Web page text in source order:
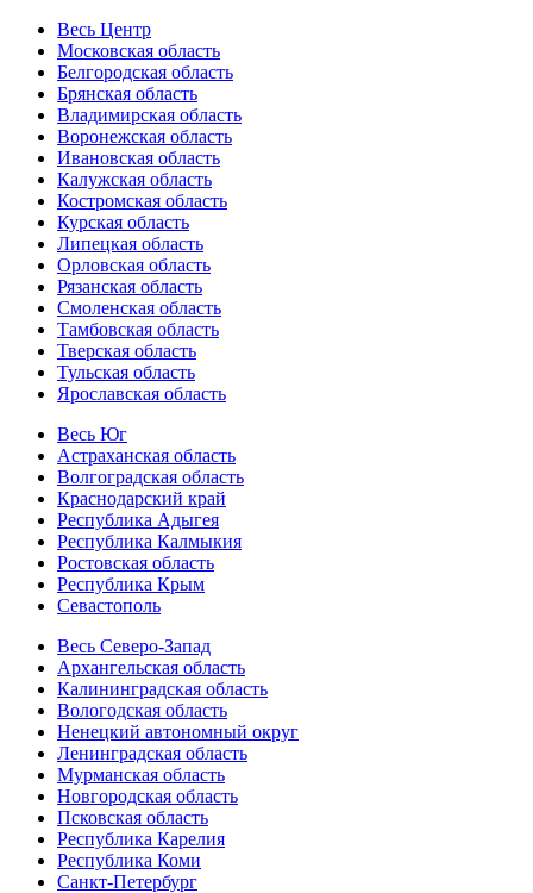
Весь Центр
Московская область
Белгородская область
Брянская область
Владимирская область
Воронежская область
Ивановская область
Калужская область
Костромская область
Курская область
Липецкая область
Орловская область
Рязанская область
Смоленская область
Тамбовская область
Тверская область
Тульская область
Ярославская область
Весь Юг
Астраханская область
Волгоградская область
Краснодарский край
Республика Адыгея
Республика Калмыкия
Ростовская область
Республика Крым
Севастополь
Весь Северо-Запад
Архангельская область
Калининградская область
Вологодская область
Ненецкий автономный округ
Ленинградская область
Мурманская область
Новгородская область
Псковская область
Республика Карелия
Республика Коми
Санкт-Петербург